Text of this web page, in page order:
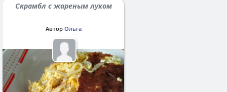
Скрамбл с жареным луком
Автор Ольга